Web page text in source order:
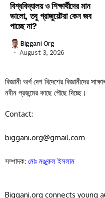
বিশ্ববিদ্যালয় ও শিক্ষার্থীদের মান
ভালো, তবু গ্রাজুয়েটরা কেন জব
পাচ্ছে না?
Biggani Org
August 3, 2026
বিজ্ঞানী অর্গ দেশ বিদেশের বিজ্ঞানীদের
নবীন প্রজন্মের কাছে পৌছে দিচ্ছে।
Contact:
biggani.org@gmail.com
সম্পাদক: মোঃ মঞ্জুরুল ইসলাম
Biggani.org connects young